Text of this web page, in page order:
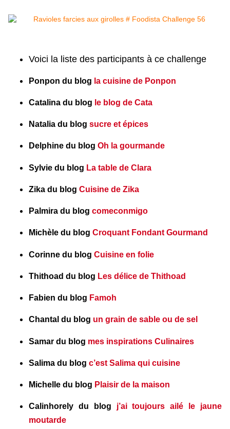
Voici la liste des participants à ce challenge
Ponpon du blog la cuisine de Ponpon
Catalina du blog le blog de Cata
Natalia du blog sucre et épices
Delphine du blog Oh la gourmande
Sylvie du blog La table de Clara
Zika du blog Cuisine de Zika
Palmira du blog comeconmigo
Michèle du blog Croquant Fondant Gourmand
Corinne du blog Cuisine en folie
Thithoad du blog Les délice de Thithoad
Fabien du blog Famoh
Chantal du blog un grain de sable ou de sel
Samar du blog mes inspirations Culinaires
Salima du blog c’est Salima qui cuisine
Michelle du blog Plaisir de la maison
Calinhorely du blog j’ai toujours ailé le jaune
moutarde